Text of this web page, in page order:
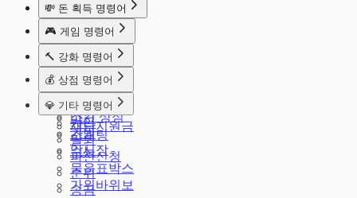
💸 돈 획득 명령어
돈줘
출석체크
마카롱
알바
땅파기
적금
재난지원금
🎮 게임 명령어
주사위
룰렛
배치
발로
마크
소개팅
수능
물음표박스
가위바위보
🔨 강화 명령어
강화
공격
강화 판매
💰 상점 명령어
상점
스킨 상점
가방
암시장
💎 기타 명령어
가입
탈퇴
파산신청
순위
송금